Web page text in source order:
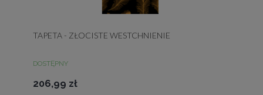
TAPETA - ZŁOCISTE WESTCHNIENIE
DOSTĘPNY
206,99 zł